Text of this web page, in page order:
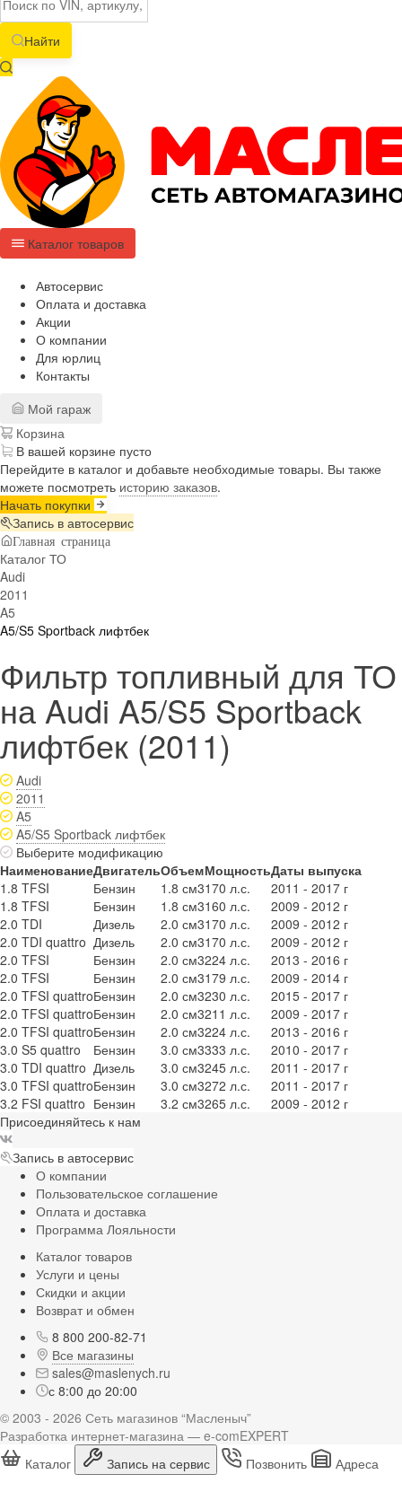
Найти
Каталог товаров
Автосервис
Оплата и доставка
Акции
О компании
Для юрлиц
Контакты
Мой гараж
Корзина
В вашей корзине пусто
Перейдите в каталог и добавьте необходимые товары. Вы также
можете посмотреть историю заказов.
Начать покупки
Запись в автосервис
Главная страница
Каталог ТО
Audi
2011
A5
A5/S5 Sportback лифтбек
Фильтр топливный для ТО
на Audi A5/S5 Sportback
лифтбек (2011)
Audi
2011
A5
A5/S5 Sportback лифтбек
Выберите модификацию
НаименованиеДвигательОбъемМощностьДаты выпуска
1.8 TFSI
Бензин 1.8 см3170 л.с.
2011 - 2017 г
1.8 TFSI
Бензин 1.8 см3160 л.с.
2009 - 2012 г
2.0 TDI
Дизель 2.0 см3170 л.с.
2009 - 2012 г
2.0 TDI quattro Дизель 2.0 см3170 л.с.
2009 - 2012 г
2.0 TFSI
Бензин 2.0 см3224 л.с.
2013 - 2016 г
2.0 TFSI
Бензин 2.0 см3179 л.с.
2009 - 2014 г
2.0 TFSI quattroБензин 2.0 см3230 л.с.
2015 - 2017 г
2.0 TFSI quattroБензин 2.0 см3211 л.с.
2009 - 2017 г
2.0 TFSI quattroБензин 2.0 см3224 л.с.
2013 - 2016 г
3.0 S5 quattro
Бензин 3.0 см3333 л.с.
2010 - 2017 г
3.0 TDI quattro Дизель 3.0 см3245 л.с.
2011 - 2017 г
3.0 TFSI quattroБензин 3.0 см3272 л.с.
2011 - 2017 г
3.2 FSI quattro Бензин 3.2 см3265 л.с.
2009 - 2012 г
Присоединяйтесь к нам
Запись в автосервис
О компании
Пользовательское соглашение
Оплата и доставка
Программа Лояльности
Каталог товаров
Услуги и цены
Скидки и акции
Возврат и обмен
8 800 200-82-71
Все магазины
sales@maslenych.ru
с 8:00 до 20:00
© 2003 - 2026 Сеть магазинов “Масленыч”
Разработка интернет-магазина — e-comEXPERT
Каталог
Запись на сервис Позвонить Адреса